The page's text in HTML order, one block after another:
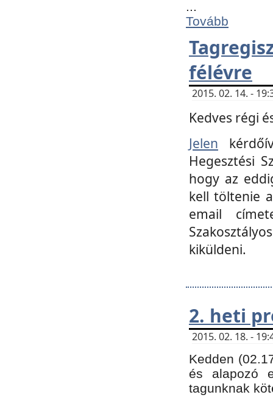
...
Tovább
félévre
2015. 02. 14. -
Kedves régi
Jelen
Hegesztési
hogy az
kell töltenie
email
kiküldeni.
2. heti
2015. 02. 18. -
Kedden
és alapozó
tagunknak